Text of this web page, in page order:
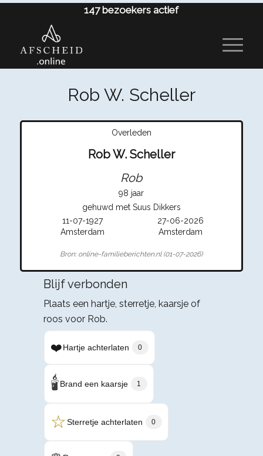
147 bezoekers actief
Rob W. Scheller
Overleden
Rob W. Scheller
Rob
98 jaar
gehuwd met Suus Dikkers
11-07-1927
27-06-2026
Amsterdam
Amsterdam
Bron: online-familieberichten.nl (01-07-2026)
Blijf verbonden
Plaats een hartje, sterretje, kaarsje of
roos voor Rob.
❤️Hartje achterlaten 0
🕯️Brand een kaarsje 1
☆Sterretje achterlaten 0